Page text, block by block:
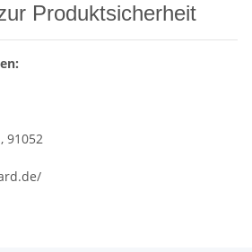
Produktsicherheit
91052